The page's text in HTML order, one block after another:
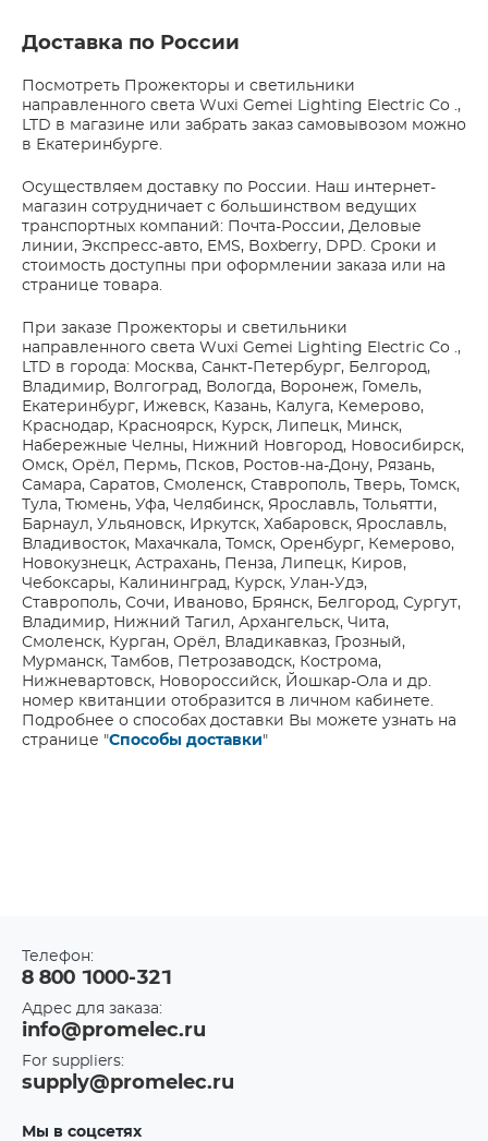
Доставка по России
Посмотреть Прожекторы и светильники
направленного света Wuxi Gemei Lighting Electric Co .,
LTD в магазине или забрать заказ самовывозом можно
в Екатеринбурге.
Осуществляем доставку по России. Наш интернет-
магазин сотрудничает с большинством ведущих
транспортных компаний: Почта-России, Деловые
линии, Экспресс-авто, EMS, Boxberry, DPD. Сроки и
стоимость доступны при оформлении заказа или на
странице товара.
При заказе Прожекторы и светильники
направленного света Wuxi Gemei Lighting Electric Co .,
LTD в города: Москва, Санкт-Петербург, Белгород,
Владимир, Волгоград, Вологда, Воронеж, Гомель,
Екатеринбург, Ижевск, Казань, Калуга, Кемерово,
Краснодар, Красноярск, Курск, Липецк, Минск,
Набережные Челны, Нижний Новгород, Новосибирск,
Омск, Орёл, Пермь, Псков, Ростов-на-Дону, Рязань,
Самара, Саратов, Смоленск, Ставрополь, Тверь, Томск,
Тула, Тюмень, Уфа, Челябинск, Ярославль, Тольятти,
Барнаул, Ульяновск, Иркутск, Хабаровск, Ярославль,
Владивосток, Махачкала, Томск, Оренбург, Кемерово,
Новокузнецк, Астрахань, Пенза, Липецк, Киров,
Чебоксары, Калининград, Курск, Улан-Удэ,
Ставрополь, Сочи, Иваново, Брянск, Белгород, Сургут,
Владимир, Нижний Тагил, Архангельск, Чита,
Смоленск, Курган, Орёл, Владикавказ, Грозный,
Мурманск, Тамбов, Петрозаводск, Кострома,
Нижневартовск, Новороссийск, Йошкар-Ола и др.
номер квитанции отобразится в личном кабинете.
Подробнее о способах доставки Вы можете узнать на
странице "Способы доставки"
Телефон:
8 800 1000-321
Адрес для заказа:
info@promelec.ru
For suppliers:
supply@promelec.ru
Мы в соцсетях